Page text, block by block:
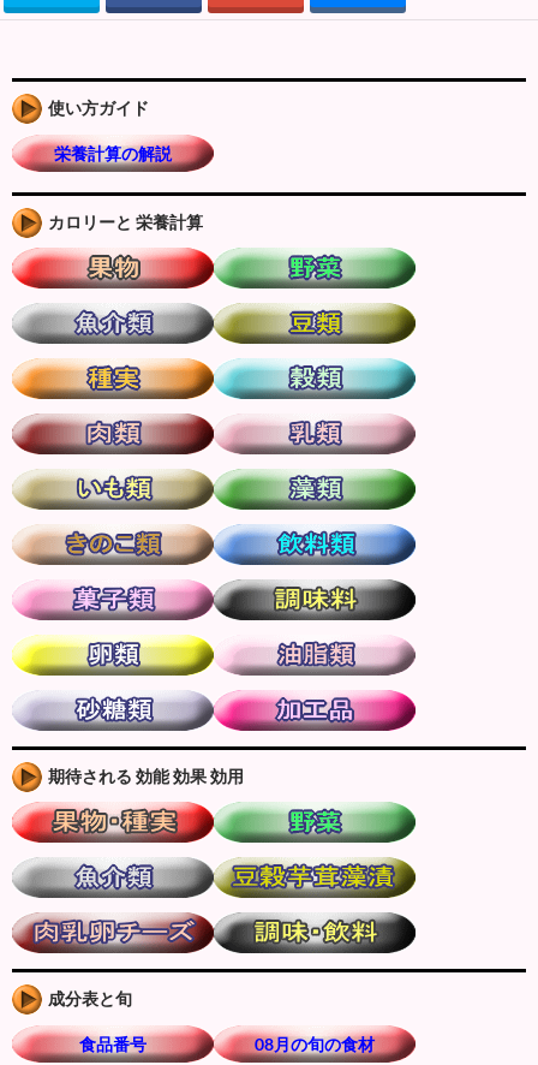
使い方ガイド
栄養計算の解説
カロリーと 栄養計算
期待される 効能 効果 効用
成分表と旬
食品番号 08月の旬の食材